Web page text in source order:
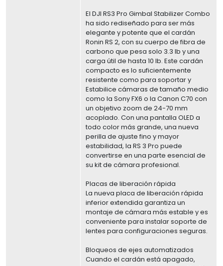
El DJI RS3 Pro Gimbal Stabilizer Combo
ha sido rediseñado para ser más
elegante y potente que el cardán
Ronin RS 2, con su cuerpo de fibra de
carbono que pesa solo 3.3 lb y una
carga útil de hasta 10 lb. Este cardán
compacto es lo suficientemente
resistente como para soportar y
Estabilice cámaras de tamaño medio
como la Sony FX6 o la Canon C70 con
un objetivo zoom de 24-70 mm
acoplado. Con una pantalla OLED a
todo color más grande, una nueva
perilla de ajuste fino y mayor
estabilidad, la RS 3 Pro puede
convertirse en una parte esencial de
su kit de cámara profesional.
Placas de liberación rápida
La nueva placa de liberación rápida
inferior extendida garantiza un
montaje de cámara más estable y es
conveniente para instalar soporte de
lentes para configuraciones seguras.
Bloqueos de ejes automatizados
Cuando el cardán está apagado,